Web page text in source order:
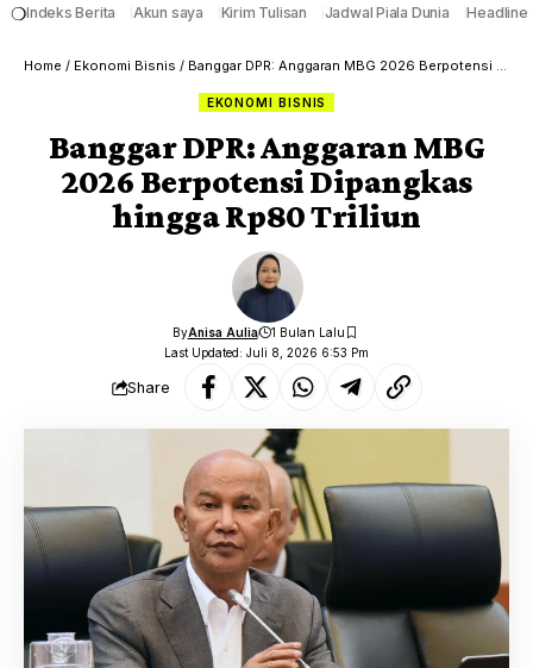
❍Indeks Berita Akun saya Kirim Tulisan Jadwal Piala Dunia Headline
Home / Ekonomi Bisnis / Banggar DPR: Anggaran MBG 2026 Berpotensi Dipangkas hingga Rp80 Triliun
EKONOMI BISNIS
Banggar DPR: Anggaran MBG
2026 Berpotensi Dipangkas
hingga Rp80 Triliun
Last Updated: Juli 8, 2026 6:53 Pm
ByAnisa Aulia 1 Bulan Lalu
Share